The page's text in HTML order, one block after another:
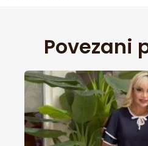
Povezani